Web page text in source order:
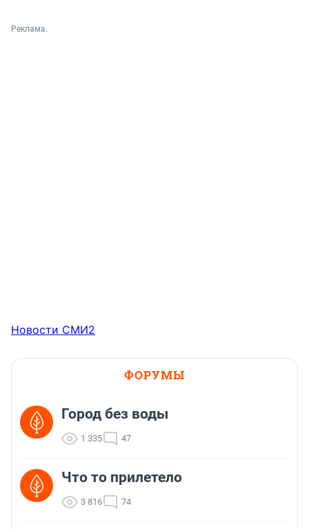
Реклама.
Новости СМИ2
ФОРУМЫ
Город без воды
1 335 47
Что то прилетело
3 816 74